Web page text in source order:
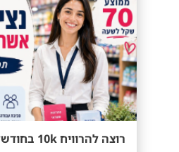
רוצה להרוויח 10k בחודש? דבר איתנו